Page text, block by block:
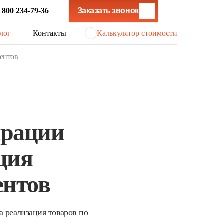
800 234-79-36 Заказать звонок
Контакты Калькулятор стоимости
товаров по